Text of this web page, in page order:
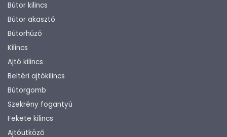
Bútor kilincs
Bútor akasztó
Bútorhúzó
Kilincs
Ajtó kilincs
Beltéri ajtókilincs
Bútorgomb
Szekrény fogantyú
Fekete kilincs
Ajtóütköző